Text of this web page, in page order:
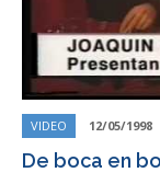
VIDEO 12/05/1998
De boca en